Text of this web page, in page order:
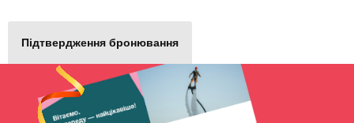
Підтвердження бронювання